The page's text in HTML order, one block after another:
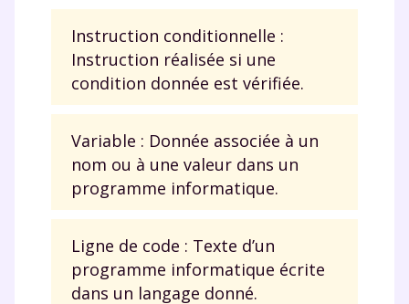
Instruction conditionnelle :
Instruction réalisée si une
condition donnée est vérifiée.
Variable : Donnée associée à un
nom ou à une valeur dans un
programme informatique.
Ligne de code : Texte d’un
programme informatique écrite
dans un langage donné.
et de réussir votre
année scolaire ?
Testez gratuitement
pendant 24h notre
scolaire !